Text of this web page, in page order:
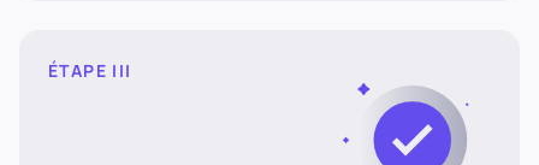
ÉTAPE III